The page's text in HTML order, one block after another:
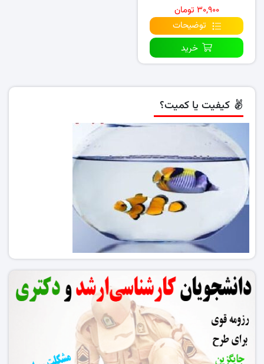
۳۰,۹۰۰ تومان
توضیحات
خرید
کیفیت یا کمیت؟